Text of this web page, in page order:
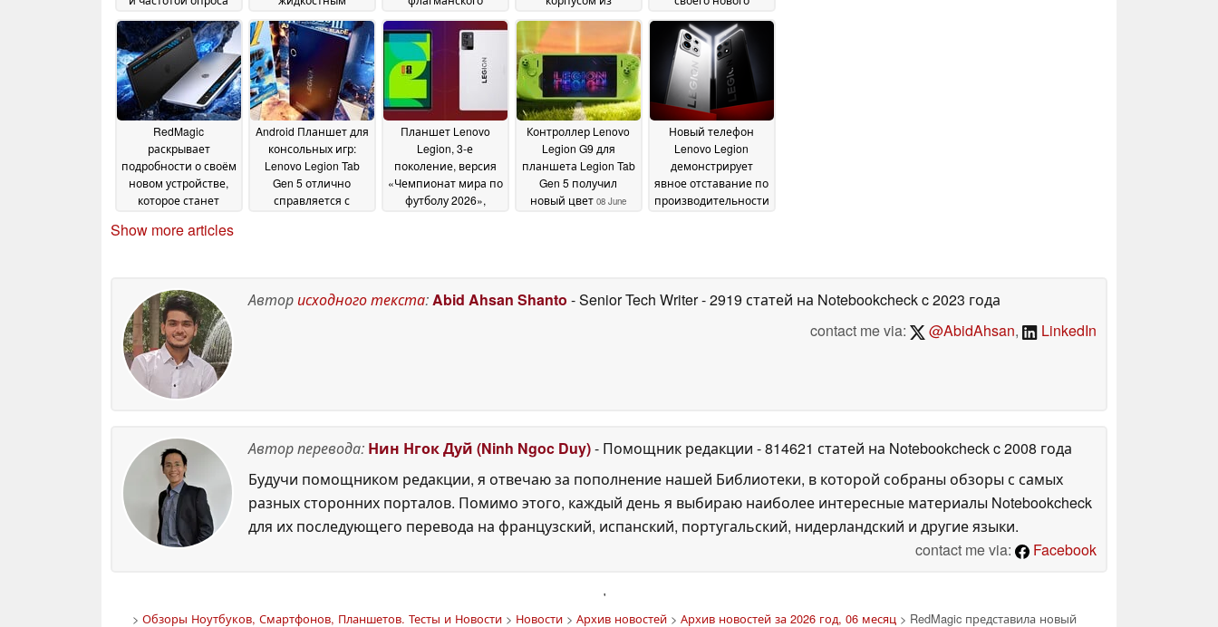
26 July 2026
30 June
2026
дисплеем
29 June 2026
26
дисплеем в играх
June 2026
RedMagic
раскрывает
подробности о своём
новом устройстве,
которое станет
Legion Tab Gen 523
Android Планшет для
консольных игр:
Lenovo Legion Tab
Gen 5 отлично
справляется с
Планшет Lenovo
Legion, 3-е
поколение, версия
«Чемпионат мира по
футболу 2026»,
Контроллер Lenovo
Legion G9 для
планшета Legion Tab
Gen 5 получил
новый цвет 08 June
Новый телефон
Lenovo Legion
демонстрирует
явное отставание по
производительности
Show more articles
Авторисходного текста:Abid Ahsan Shanto - Senior Tech Writer- 2919 статей на Notebookcheckc 2023 года
contact me via:
@AbidAhsan, LinkedIn
Автор перевода: Нин Нгок Дуй (Ninh Ngoc Duy)- Помощник редакции - 814621 статей на Notebookcheckc 2008 года
Будучи помощником редакции, я отвечаю за пополнение нашей Библиотеки, в которой собраны обзоры с самых
разных сторонних порталов. Помимо этого, каждый день я выбираю наиболее интересные материалы Notebookcheck
для их последующего перевода на французский, испанский, португальский, нидерландский и другие языки.
contact me via:
Facebook
'
> Обзоры Ноутбуков, Смартфонов, Планшетов. Тесты и Новости > Новости > Архив новостей > Архив новостей за 2026 год, 06 месяц > RedMagic представила новый